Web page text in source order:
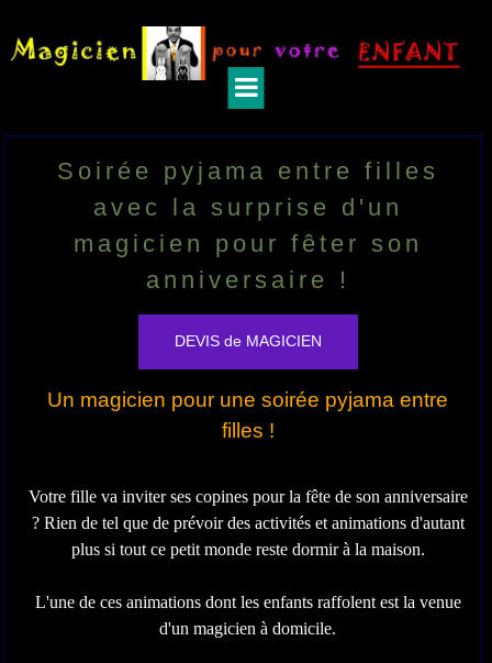
Soirée pyjama entre filles
avec la surprise d'un
magicien pour fêter son
anniversaire !
DEVIS de MAGICIEN
Un magicien pour une soirée pyjama entre
filles !
Votre fille va inviter ses copines pour la fête de son anniversaire
? Rien de tel que de prévoir des activités et animations d'autant
plus si tout ce petit monde reste dormir à la maison.
L'une de ces animations dont les enfants raffolent est la venue
d'un magicien à domicile.